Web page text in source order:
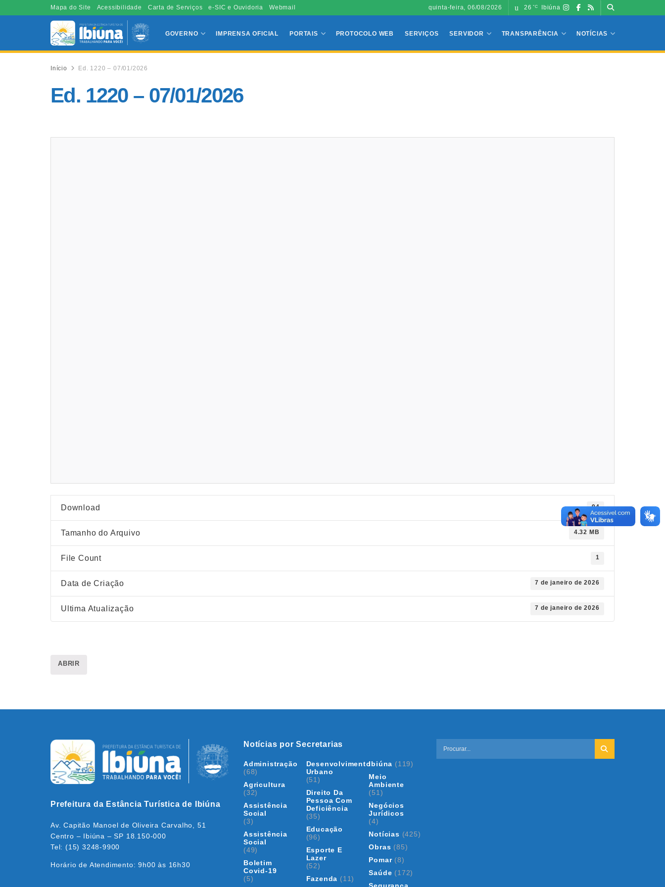
Mapa do Site Acessibilidade Carta de Serviços e-SIC e Ouvidoria Webmail quinta-feira, 06/08/2026 26 °C Ibiúna
GOVERNO IMPRENSA OFICIAL PORTAIS PROTOCOLO WEB SERVIÇOS SERVIDOR TRANSPARÊNCIA NOTÍCIAS
Início Ed. 1220 – 07/01/2026
Ed. 1220 – 07/01/2026
Download 94
Tamanho do Arquivo 4.32 MB
File Count 1
Data de Criação 7 de janeiro de 2026
Ultima Atualização 7 de janeiro de 2026
ABRIR
Prefeitura da Estância Turística de Ibiúna
Av. Capitão Manoel de Oliveira Carvalho, 51
Centro – Ibiúna – SP 18.150-000
Tel: (15) 3248-9900
Horário de Atendimento: 9h00 às 16h30
Notícias por Secretarias
Administração
(68)
Agricultura
(32)
Assistência
Social
(3)
Assistência
Social
(49)
Boletim
Covid-19
(5)
Desenvolvimento
Urbano
(51)
Direito Da
Pessoa Com
Deficiência
(35)
Educação
(96)
Esporte E
Lazer
(52)
Fazenda (11)
Ibiúna (119)
Meio
Ambiente
(51)
Negócios
Jurídicos
(4)
Notícias (425)
Obras (85)
Pomar(8)
Saúde (172)